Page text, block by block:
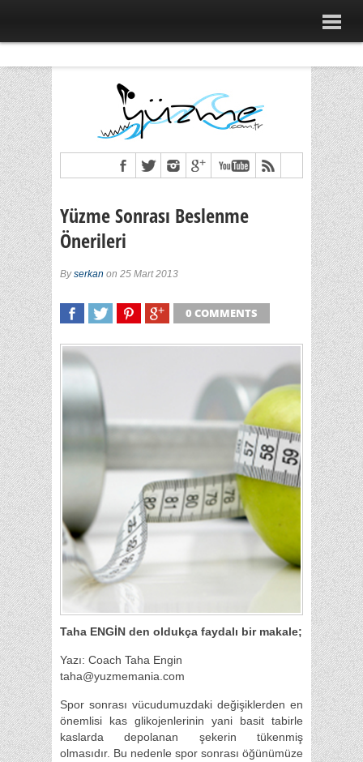
Yüzme Sonrası Beslenme
Önerileri
Byserkan on 25 Mart 2013
0 COMMENTS
Taha ENGİN den oldukça faydalı bir makale;
Yazı: Coach Taha Engin
taha@yuzmemania.com
Spor sonrası vücudumuzdaki değişiklerden en
önemlisi kas glikojenlerinin yani basit tabirle
kaslarda depolanan şekerin tükenmiş
olmasıdır. Bu nedenle spor sonrası öğünümüze